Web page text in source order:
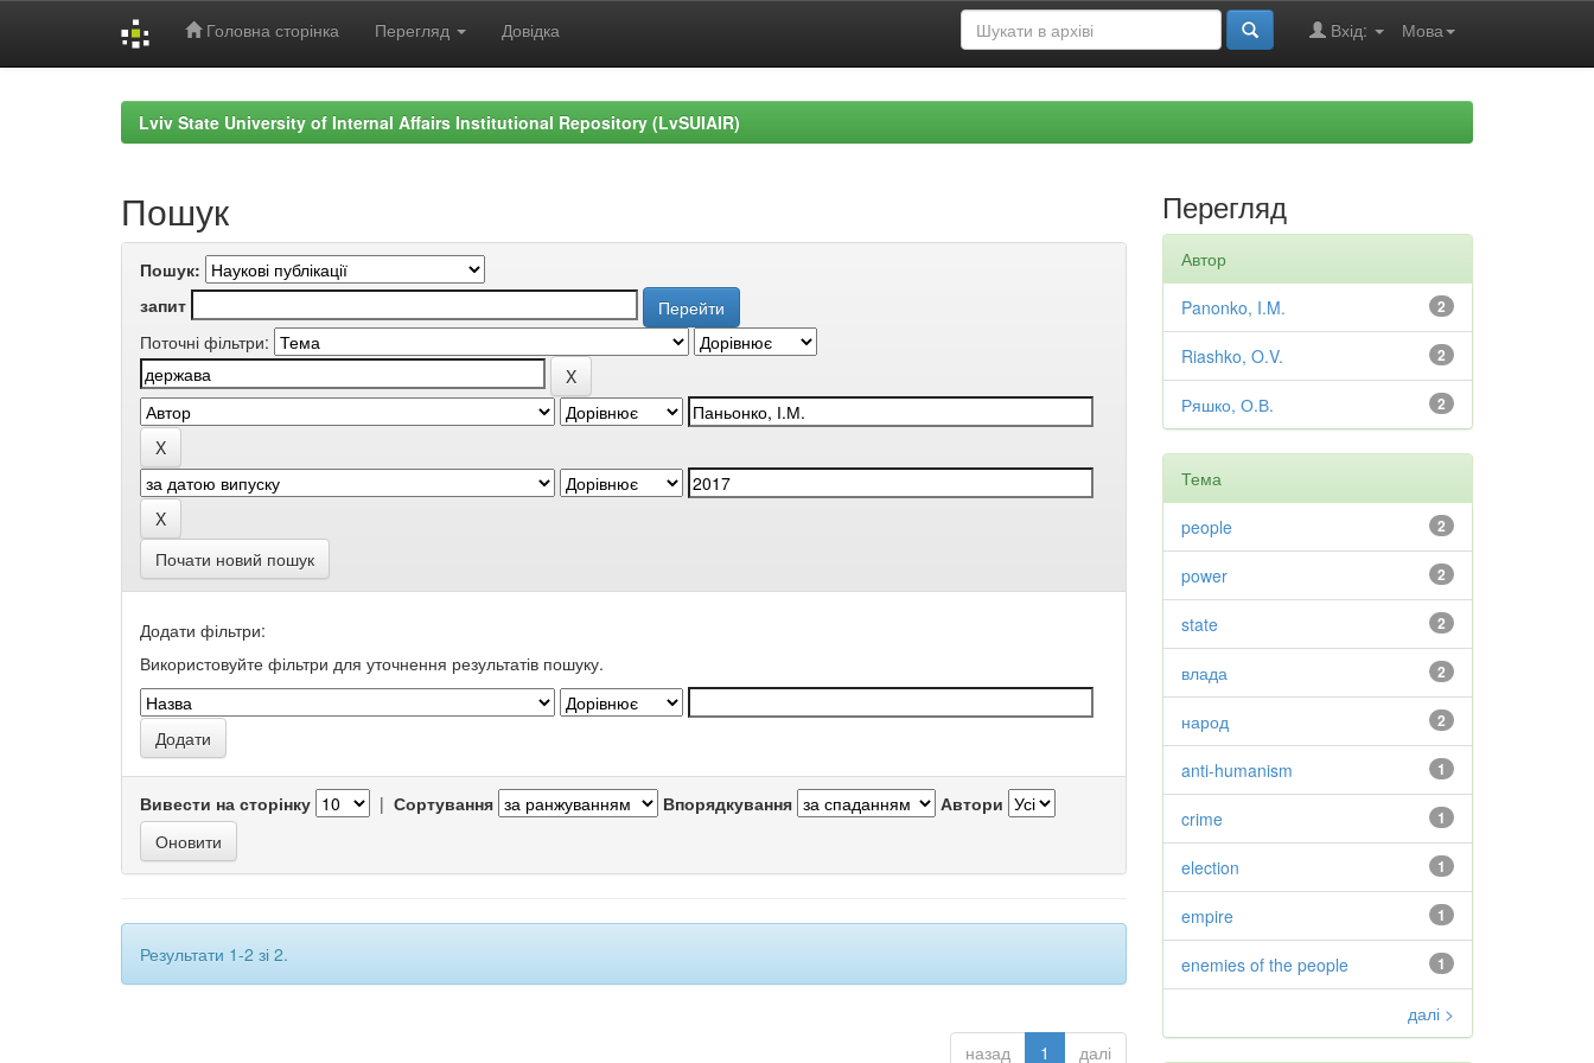
Головна сторінка Перегляд Довідка Мова
Вхід:
Lviv State University of Internal Affairs Institutional Repository (LvSUIAIR)
Пошук
Пошук:
запит
Поточні фільтри:
Почати новий пошук
Додати фільтри:
Використовуйте фільтри для уточнення результатів пошуку.
Вивести на сторінку | Сортування Впорядкування Автори
Результати 1-2 зі 2.
назад 1 далі
Перегляд
Автор
2
Panonko, I.M.
2
Riashko, O.V.
2
Ряшко, О.В.
Тема
2
people
2
power
2
state
2
влада
2
народ
1
anti-humanism
1
crime
1
election
1
empire
1
enemies of the people
далі >